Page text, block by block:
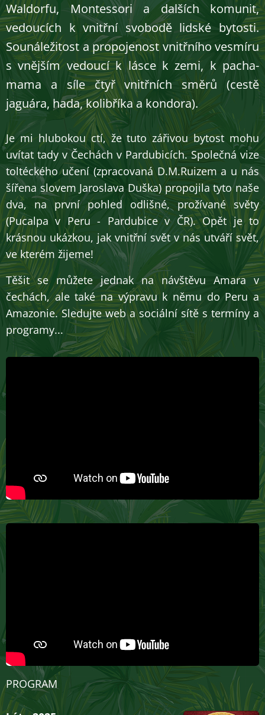
Waldorfu, Montessori a dalších komunit,
vedoucích k vnitřní svobodě lidské bytosti.
Sounáležitost a propojenost vnitřního vesmíru
s vnějším vedoucí k lásce k zemi, k pacha-
mama a síle čtyř vnitřních směrů (cestě
jaguára, hada, kolibříka a kondora).
Je mi hlubokou ctí, že tuto zářivou bytost mohu
uvítat tady v Čechách v Pardubicích. Společná vize
toltéckého učení (zpracovaná D.M.Ruizem a u nás
šířena slovem Jaroslava Duška) propojila tyto naše
dva, na první pohled odlišné, prožívané světy
(Pucalpa v Peru - Pardubice v ČR). Opět je to
krásnou ukázkou, jak vnitřní svět v nás utváří svět,
ve kterém žijeme!
Těšit se můžete jednak na návštěvu Amara v
čechách, ale také na výpravu k němu do Peru a
Amazonie. Sledujte web a sociální sítě s termíny a
programy...
PROGRAM